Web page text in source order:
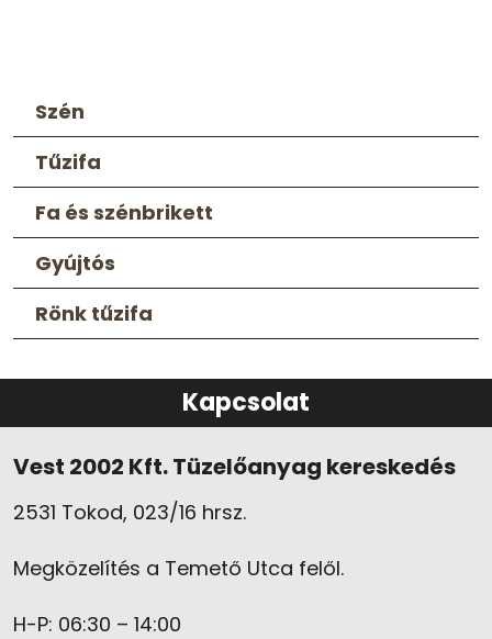
Szén
Tűzifa
Fa és szénbrikett
Gyújtós
Rönk tűzifa
Kapcsolat
Vest 2002 Kft. Tüzelőanyag kereskedés
2531 Tokod, 023/16 hrsz.
Megközelítés a Temető Utca felől.
H-P: 06:30 – 14:00